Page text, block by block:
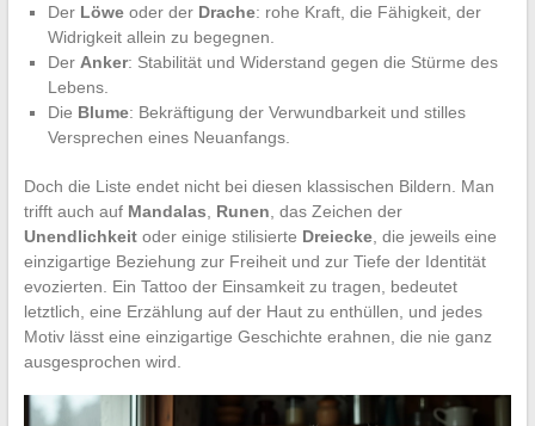
Der Löweoder der Drache: rohe Kraft, die Fähigkeit, der
Widrigkeit allein zu begegnen.
Der Anker: Stabilität und Widerstand gegen die Stürme des
Lebens.
Die Blume: Bekräftigung der Verwundbarkeit und stilles
Versprechen eines Neuanfangs.
Doch die Liste endet nicht bei diesen klassischen Bildern. Man
trifft auch auf Mandalas Runen , das Zeichen der
Unendlichkeitoder einige stilisierte Dreiecke, die jeweils eine
einzigartige Beziehung zur Freiheit und zur Tiefe der Identität
evozierten. Ein Tattoo der Einsamkeit zu tragen, bedeutet
letztlich, eine Erzählung auf der Haut zu enthüllen, und jedes
Motiv lässt eine einzigartige Geschichte erahnen, die nie ganz
ausgesprochen wird.